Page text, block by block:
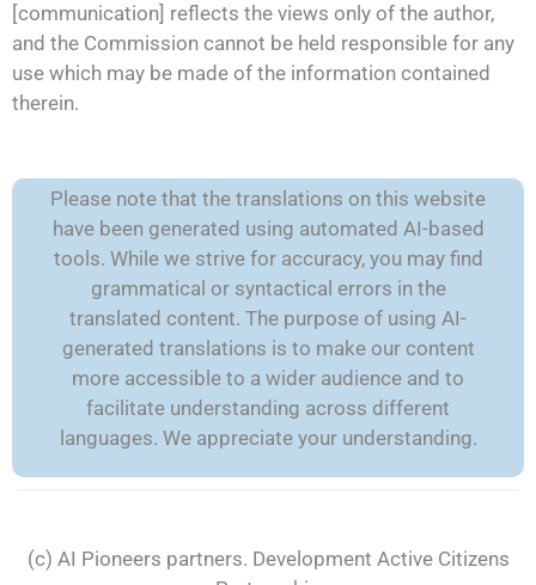
[communication] reflects the views only of the author,
and the Commission cannot be held responsible for any
use which may be made of the information contained
therein.
Please note that the translations on this website
have been generated using automated AI-based
tools. While we strive for accuracy, you may find
grammatical or syntactical errors in the
translated content. The purpose of using AI-
generated translations is to make our content
more accessible to a wider audience and to
facilitate understanding across different
languages. We appreciate your understanding.
(c) AI Pioneers partners. Development Active Citizens